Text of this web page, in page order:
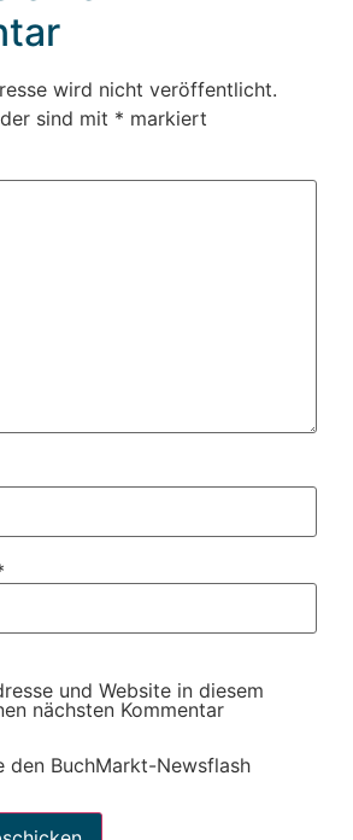
wird nicht veröffentlicht.
sind mit * markiert
und Website in diesem
nächsten Kommentar
den BuchMarkt-Newsflash